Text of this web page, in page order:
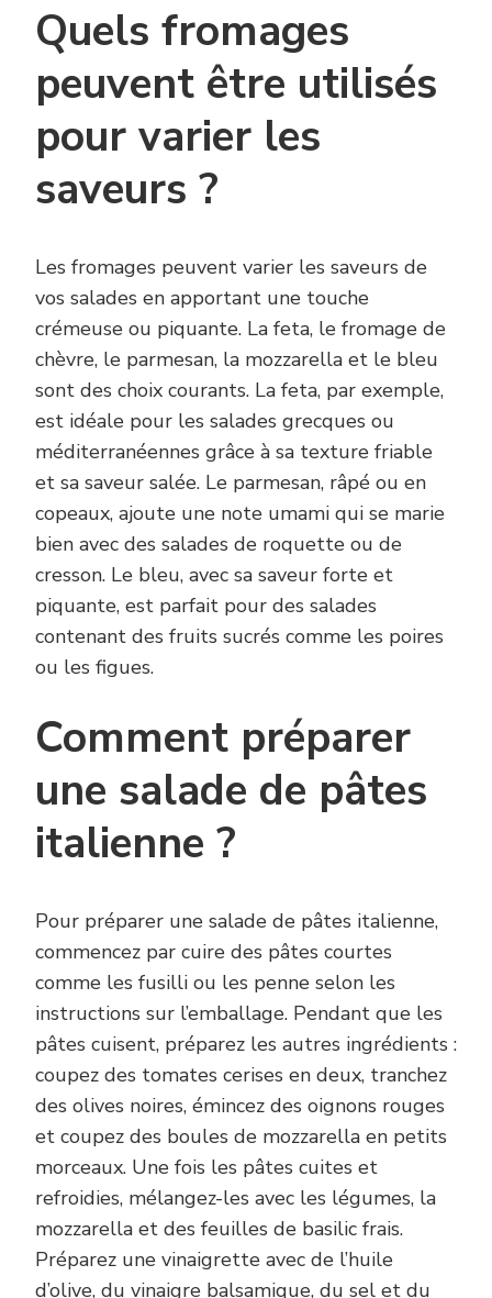
Quels fromages
peuvent être utilisés
pour varier les
saveurs ?
Les fromages peuvent varier les saveurs de
vos salades en apportant une touche
crémeuse ou piquante. La feta, le fromage de
chèvre, le parmesan, la mozzarella et le bleu
sont des choix courants. La feta, par exemple,
est idéale pour les salades grecques ou
méditerranéennes grâce à sa texture friable
et sa saveur salée. Le parmesan, râpé ou en
copeaux, ajoute une note umami qui se marie
bien avec des salades de roquette ou de
cresson. Le bleu, avec sa saveur forte et
piquante, est parfait pour des salades
contenant des fruits sucrés comme les poires
ou les figues.
Comment préparer
une salade de pâtes
italienne ?
Pour préparer une salade de pâtes italienne,
commencez par cuire des pâtes courtes
comme les fusilli ou les penne selon les
instructions sur l’emballage. Pendant que les
pâtes cuisent, préparez les autres ingrédients :
coupez des tomates cerises en deux, tranchez
des olives noires, émincez des oignons rouges
et coupez des boules de mozzarella en petits
morceaux. Une fois les pâtes cuites et
refroidies, mélangez-les avec les légumes, la
mozzarella et des feuilles de basilic frais.
Préparez une vinaigrette avec de l’huile
d’olive, du vinaigre balsamique, du sel et du